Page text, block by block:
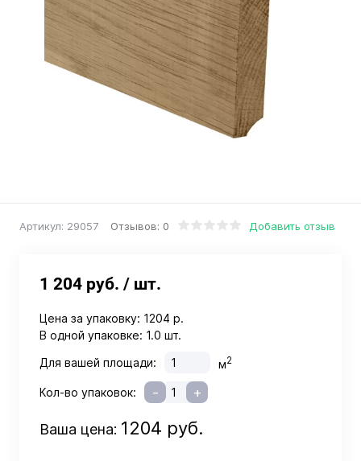
Отзывов: 0 Добавить отзыв
Артикул: 29057
1 204 руб. / шт.
Цена за упаковку: 1204 р.
В одной упаковке: 1.0 шт.
Для вашей площади:
м2
Кол-во упаковок: - +
Ваша цена: 1204 руб.